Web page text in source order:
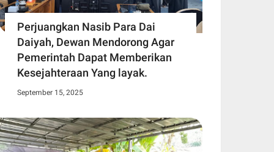
Perjuangkan Nasib Para Dai
Daiyah, Dewan Mendorong Agar
Pemerintah Dapat Memberikan
Kesejahteraan Yang layak.
September 15, 2025